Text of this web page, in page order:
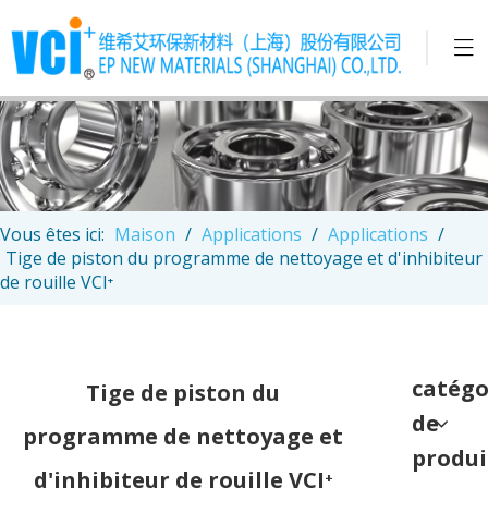
Vous êtes ici: Maison / Applications / Applications /
Tige de piston du programme de nettoyage et d'inhibiteur
de rouille VCI⁺
Tige de piston du
programme de nettoyage et
d'inhibiteur de rouille VCI⁺
de